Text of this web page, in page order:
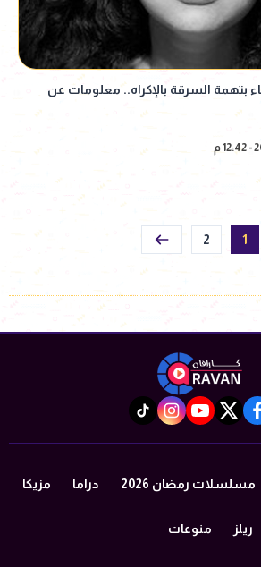
بتهمة السرقة بالإكراه.. معلومات عن
1
2
facebook
twitter
youtube
instagram
tiktok
مسلسلات رمضان 2026 دراما مزيكا
ريلز منوعات